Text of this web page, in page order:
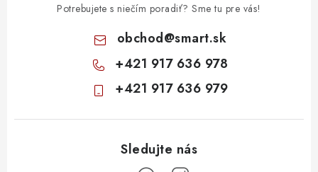
Potrebujete s niečím poradiť? Sme tu pre vás!
obchod@smart.sk
+421 917 636 978
+421 917 636 979